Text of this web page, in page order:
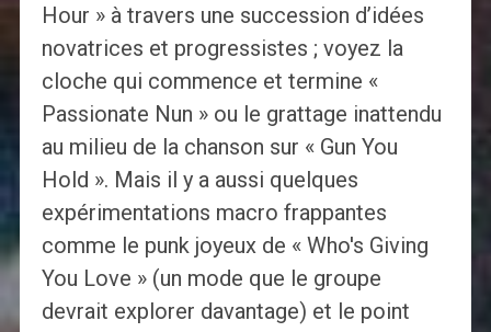
Hour » à travers une succession d’idées
novatrices et progressistes ; voyez la
cloche qui commence et termine «
Passionate Nun » ou le grattage inattendu
au milieu de la chanson sur « Gun You
Hold ». Mais il y a aussi quelques
expérimentations macro frappantes
comme le punk joyeux de « Who's Giving
You Love » (un mode que le groupe
devrait explorer davantage) et le point